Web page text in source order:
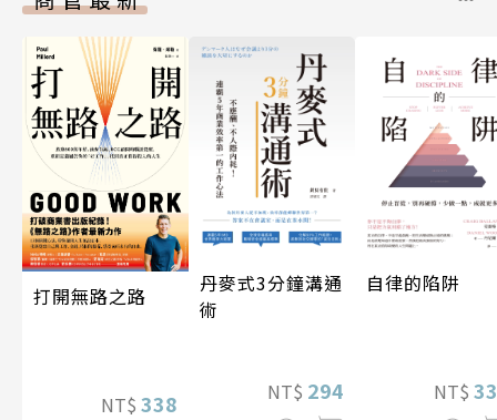
打開無路之路
NT$ 338
丹麥式3分鐘溝通
術
NT$ 294
自律的陷阱
NT$